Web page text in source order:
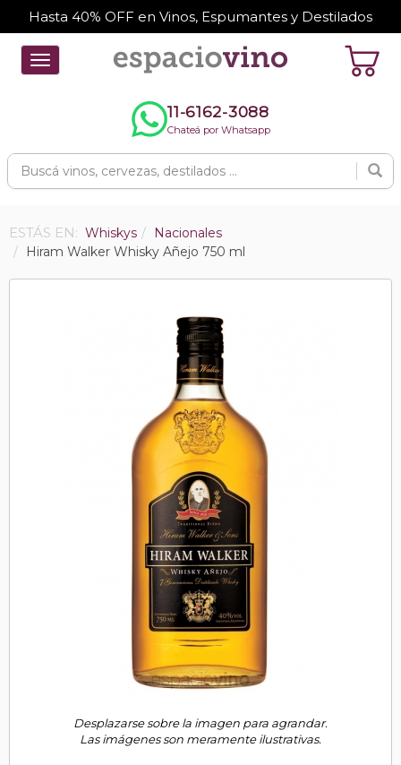
Hasta 40% OFF en Vinos, Espumantes y Destilados
Toggle
navigation
11-6162-3088
Chateá por Whatsapp
ESTÁS EN: Whiskys
Nacionales
Hiram Walker Whisky Añejo 750 ml
Desplazarse sobre la imagen para agrandar.
Las imágenes son meramente ilustrativas.